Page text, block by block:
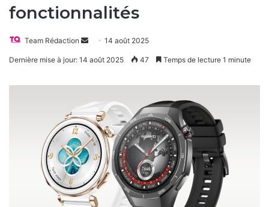
fonctionnalités
Team Rédaction
Envoyer14 août 2025
Dernière mise à jour: 14 août 2025 47 Temps de lecture 1 minute